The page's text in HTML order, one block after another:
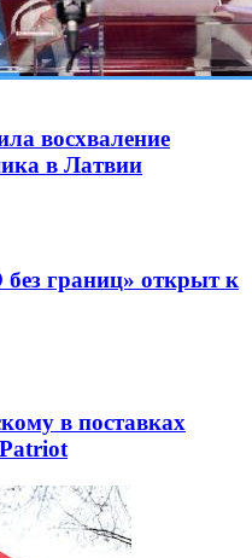
восхваление
в Латвии
границ» открыт к
в поставках